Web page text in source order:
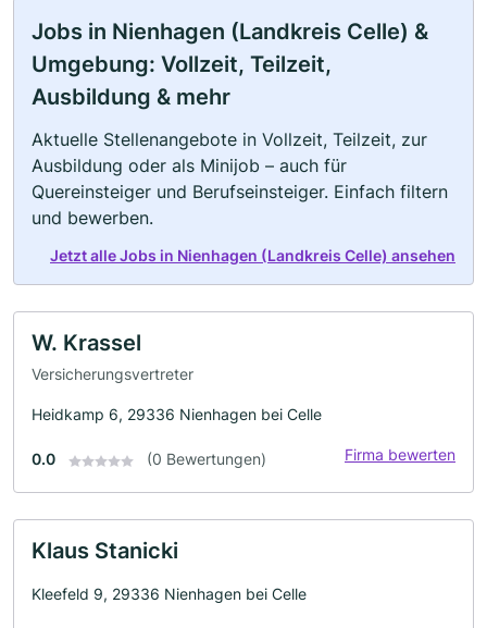
Jobs in Nienhagen (Landkreis Celle) &
Umgebung: Vollzeit, Teilzeit,
Ausbildung & mehr
Aktuelle Stellenangebote in Vollzeit, Teilzeit, zur
Ausbildung oder als Minijob – auch für
Quereinsteiger und Berufseinsteiger. Einfach filtern
und bewerben.
Jetzt alle Jobs in Nienhagen (Landkreis Celle) ansehen
W. Krassel
Versicherungsvertreter
Heidkamp 6, 29336 Nienhagen bei Celle
0.0 (0 Bewertungen) Firma bewerten
Klaus Stanicki
Kleefeld 9, 29336 Nienhagen bei Celle